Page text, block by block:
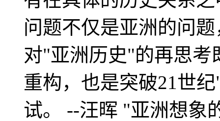
问题不仅是亚洲的问
对"亚洲历史"的再思考
重构，也是突破21世
试。 --汪晖 "亚洲想象